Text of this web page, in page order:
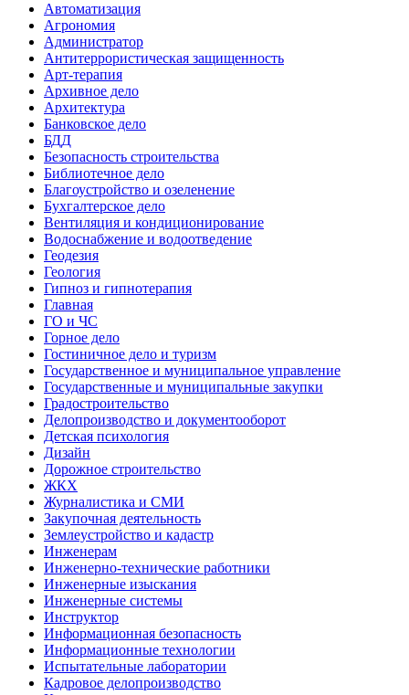
Автоматизация
Агрономия
Администратор
Антитеррористическая защищенность
Арт-терапия
Архивное дело
Архитектура
Банковское дело
БДД
Безопасность строительства
Библиотечное дело
Благоустройство и озеленение
Бухгалтерское дело
Вентиляция и кондиционирование
Водоснабжение и водоотведение
Геодезия
Геология
Гипноз и гипнотерапия
Главная
ГО и ЧС
Горное дело
Гостиничное дело и туризм
Государственное и муниципальное управление
Государственные и муниципальные закупки
Градостроительство
Делопроизводство и документооборот
Детская психология
Дизайн
Дорожное строительство
ЖКХ
Журналистика и СМИ
Закупочная деятельность
Землеустройство и кадастр
Инженерам
Инженерно-технические работники
Инженерные изыскания
Инженерные системы
Инструктор
Информационная безопасность
Информационные технологии
Испытательные лаборатории
Кадровое делопроизводство